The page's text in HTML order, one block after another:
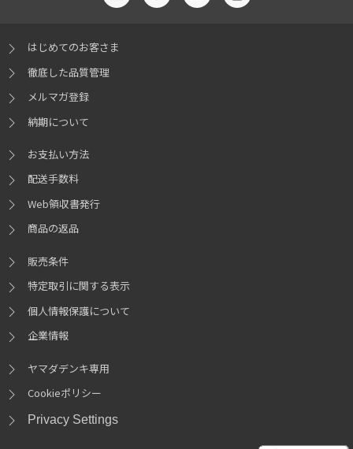
はじめてのお客さま
徹底した品質管理
メルマガ登録
納期について
お支払い方法
配送手数料
Web領収書発行
商品の返品
販売条件
特定取引に関する表示
個人情報保護について
企業情報
ヤマダデンキ専用
Cookieポリシー
Privacy Settings